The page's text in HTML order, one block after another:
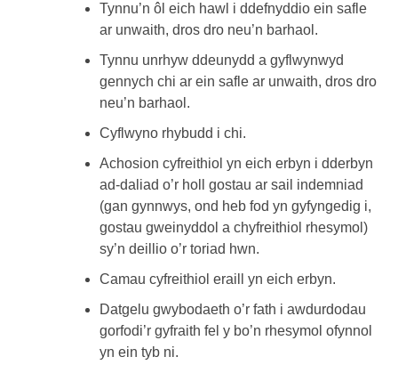
Tynnu’n ôl eich hawl i ddefnyddio ein safle
ar unwaith, dros dro neu’n barhaol.
Tynnu unrhyw ddeunydd a gyflwynwyd
gennych chi ar ein safle ar unwaith, dros dro
neu’n barhaol.
Cyflwyno rhybudd i chi.
Achosion cyfreithiol yn eich erbyn i dderbyn
ad-daliad o’r holl gostau ar sail indemniad
(gan gynnwys, ond heb fod yn gyfyngedig i,
gostau gweinyddol a chyfreithiol rhesymol)
sy’n deillio o’r toriad hwn.
Camau cyfreithiol eraill yn eich erbyn.
Datgelu gwybodaeth o’r fath i awdurdodau
gorfodi’r gyfraith fel y bo’n rhesymol ofynnol
yn ein tyb ni.